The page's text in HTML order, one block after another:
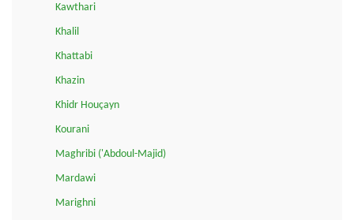
Kawthari
Khalil
Khattabi
Khazin
Khidr Houçayn
Kourani
Maghribi ('Abdoul-Majid)
Mardawi
Marighni